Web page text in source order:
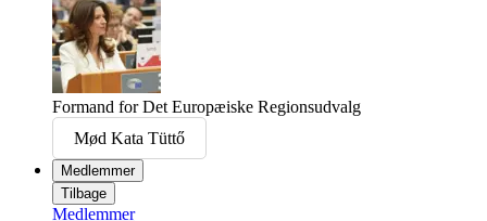
Formand for Det Europæiske Regionsudvalg
Mød Kata Tüttő
Medlemmer
Tilbage
Medlemmer